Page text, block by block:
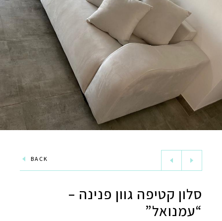
BACK
סלון קטיפה גוון פנינה –
“עמנואל”